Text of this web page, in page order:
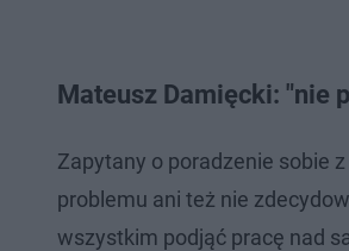
Mateusz Damięcki: "nie
Zapytany o poradzenie sobie
problemu ani też nie
wszystkim podjąć pracę nad